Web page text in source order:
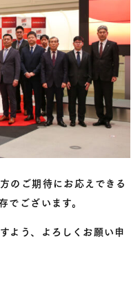
のご期待にお応えできる
でございます。
よう、よろしくお願い申